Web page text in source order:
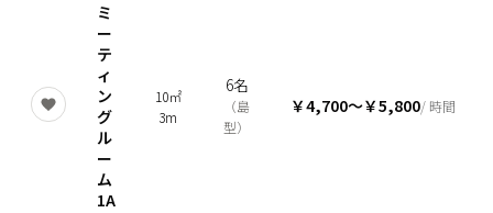
ミ
ー
テ
ィ
ン
グ
ル
ー
ム
1A
10㎡
3m
6名
（島
型）
￥4,700〜￥5,800/ 時間